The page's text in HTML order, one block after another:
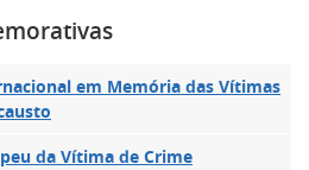
em Memória das Vítimas
da Vítima de Crime